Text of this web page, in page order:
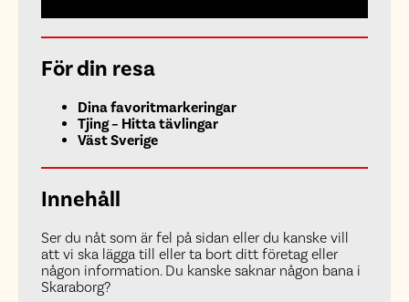
För din resa
Dina favoritmarkeringar
Tjing – Hitta tävlingar
Väst Sverige
Innehåll
Ser du nåt som är fel på sidan eller du kanske vill
att vi ska lägga till eller ta bort ditt företag eller
någon information. Du kanske saknar någon bana i
Skaraborg?